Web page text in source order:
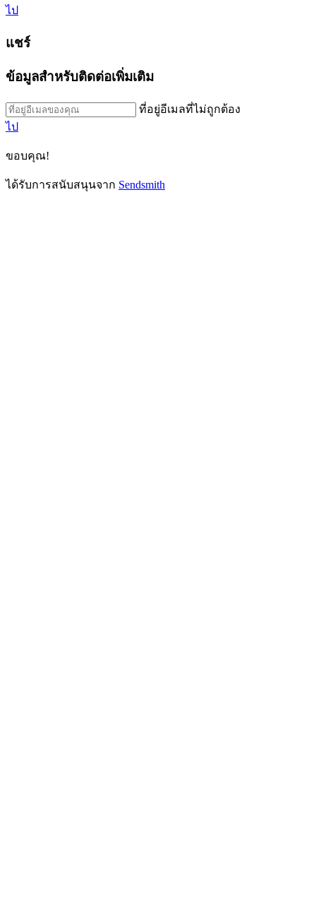
ไป
แชร์
ข้อมูลสำหรับติดต่อเพิ่มเติม
ที่อยู่อีเมลที่ไม่ถูกต้อง
ไป
ขอบคุณ!
ได้รับการสนับสนุนจาก Sendsmith